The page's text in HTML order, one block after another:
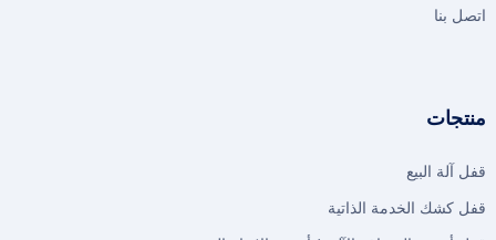
اتصل بنا
منتجات
قفل آلة البيع
قفل كشك الخدمة الذاتية